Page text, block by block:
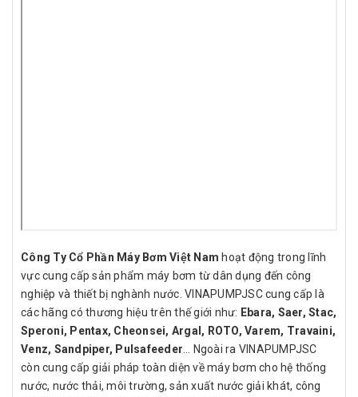
Công Ty Cổ Phần Máy Bơm Việt Nam hoạt động trong lĩnh
vực cung cấp sản phẩm máy bơm từ dân dụng đến công
nghiệp và thiết bị nghành nước. VINAPUMPJSC cung cấp là
các hãng có thương hiệu trên thế giới như: Ebara, Saer, Stac,
Speroni, Pentax, Cheonsei, Argal, ROTO, Varem, Travaini,
Venz, Sandpiper, Pulsafeeder … Ngoài ra VINAPUMPJSC
còn cung cấp giải pháp toàn diện về máy bơm cho hệ thống
nước, nước thải, môi trường, sản xuất nước giải khát, công